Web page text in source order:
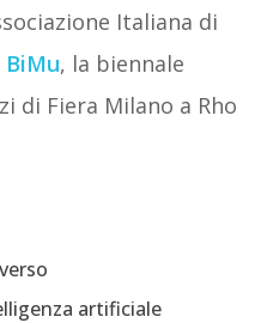
Italiana di
BiMu, la biennale
di Fiera Milano a Rho
artificiale